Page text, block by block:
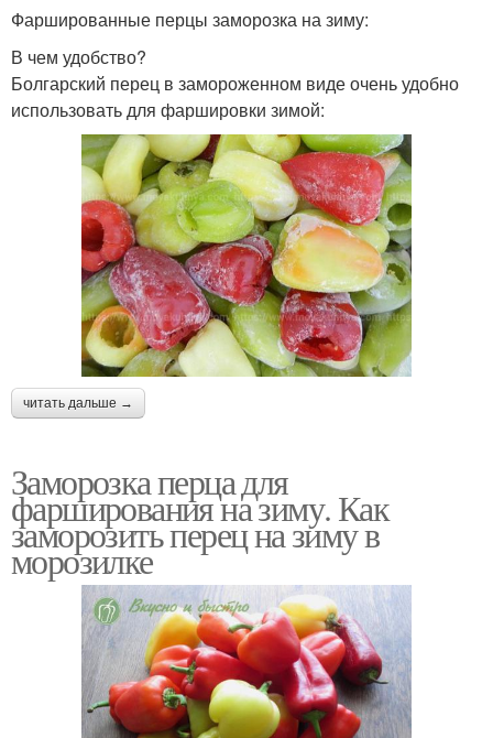
Фаршированные перцы заморозка на зиму:
В чем удобство?
Болгарский перец в замороженном виде очень удобно
использовать для фаршировки зимой:
читать дальше →
Заморозка перца для
фарширования на зиму. Как
заморозить перец на зиму в
морозилке